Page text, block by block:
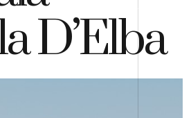
D’Elba